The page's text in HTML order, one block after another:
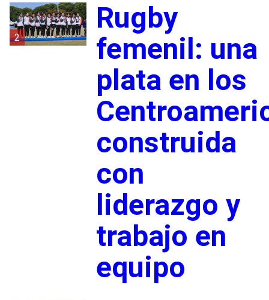
2
Rugby
femenil: una
plata en los
construida
con
liderazgo y
trabajo en
equipo